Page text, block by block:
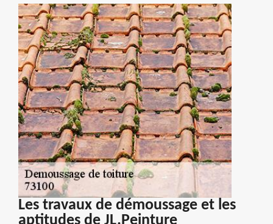
Les travaux de démoussage et les
aptitudes de JL.Peinture